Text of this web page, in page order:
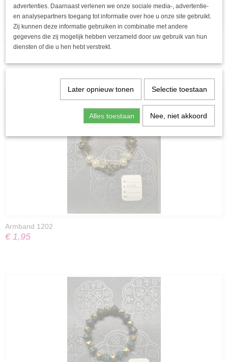
Armband 1201
€ 1,95
Armband 1202
€ 1,95
advertenties. Daarnaast verlenen we onze sociale media-, advertentie-
en analysepartners toegang tot informatie over hoe u onze site gebruikt.
Zij kunnen deze informatie gebruiken in combinatie met andere
gegevens die zij mogelijk hebben verzameld door uw gebruik van hun
diensten of die u hen hebt verstrekt.
Later opnieuw tonen Selectie toestaan
Alles toestaan Nee, niet akkoord